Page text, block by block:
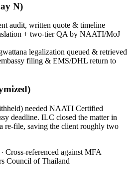
N)
audit, written quote & timeline
+ two-tier QA by NAATI/MoJ
legalization queued & retrieved
filing & EMS/DHL return to
needed NAATI Certified
deadline. ILC closed the matter in
re-file, saving the client roughly two
· Cross-referenced against MFA
Council of Thailand